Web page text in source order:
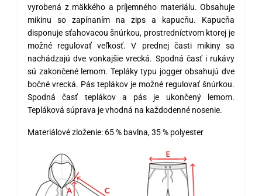
vyrobená z mäkkého a príjemného materiálu. Obsahuje
mikinu so zapínaním na zips a kapucňu. Kapucňa
disponuje sťahovacou šnúrkou, prostredníctvom ktorej je
možné regulovať veľkosť. V prednej časti mikiny sa
nachádzajú dve vonkajšie vrecká. Spodná časť i rukávy
sú zakončené lemom. Tepláky typu jogger obsahujú dve
bočné vrecká. Pás teplákov je možné regulovať šnúrkou.
Spodná časť teplákov a pás je ukončený lemom.
Tepláková súprava je vhodná na každodenné nosenie.
Materiálové zloženie: 65 % bavlna, 35 % polyester